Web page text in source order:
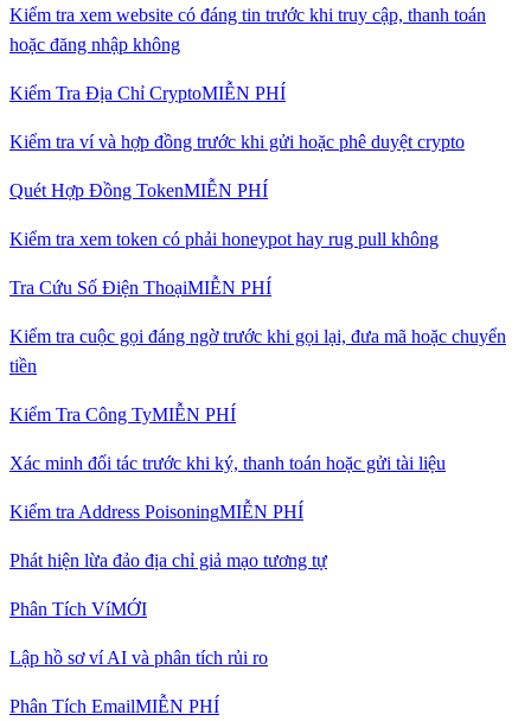
Kiểm tra xem website có đáng tin trước khi truy cập, thanh toán
hoặc đăng nhập không
Kiểm Tra Địa Chỉ CryptoMIỄN PHÍ
Kiểm tra ví và hợp đồng trước khi gửi hoặc phê duyệt crypto
Quét Hợp Đồng TokenMIỄN PHÍ
Kiểm tra xem token có phải honeypot hay rug pull không
Tra Cứu Số Điện ThoạiMIỄN PHÍ
Kiểm tra cuộc gọi đáng ngờ trước khi gọi lại, đưa mã hoặc chuyển
tiền
Kiểm Tra Công TyMIỄN PHÍ
Xác minh đối tác trước khi ký, thanh toán hoặc gửi tài liệu
Kiểm tra Address PoisoningMIỄN PHÍ
Phát hiện lừa đảo địa chỉ giả mạo tương tự
Phân Tích VíMỚI
Lập hồ sơ ví AI và phân tích rủi ro
Phân Tích EmailMIỄN PHÍ